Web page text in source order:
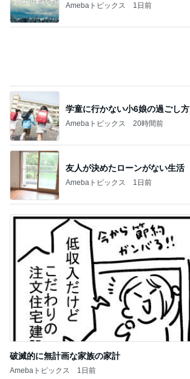
Amebaトピックス 1日前
学童に行かない小6娘の過ごし方
Amebaトピックス 20時間前
友人が決めたローンがない生活
Amebaトピックス 1日前
破滅的に無計画な家族の家計
Amebaトピックス 1日前